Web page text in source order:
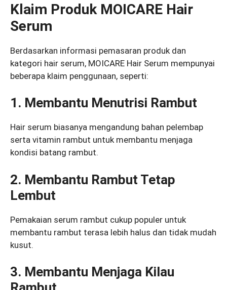
Klaim Produk MOICARE Hair
Serum
Berdasarkan informasi pemasaran produk dan
kategori hair serum, MOICARE Hair Serum mempunyai
beberapa klaim penggunaan, seperti:
1. Membantu Menutrisi Rambut
Hair serum biasanya mengandung bahan pelembap
serta vitamin rambut untuk membantu menjaga
kondisi batang rambut.
2. Membantu Rambut Tetap
Lembut
Pemakaian serum rambut cukup populer untuk
membantu rambut terasa lebih halus dan tidak mudah
kusut.
3. Membantu Menjaga Kilau